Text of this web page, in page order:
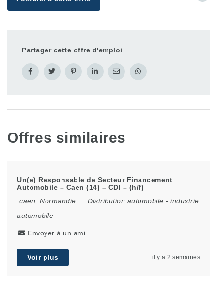
Partager cette offre d'emploi
Offres similaires
Un(e) Responsable de Secteur Financement
Automobile – Caen (14) – CDI – (h/f)
caen
Normandie Distribution automobile - industrie
automobile
Envoyer à un ami
Voir plus il y a 2 semaines